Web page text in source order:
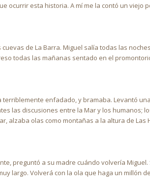
ocurrir esta historia. A mí me la contó un viejo
de La Barra. Miguel salía todas las
todas las mañanas sentado en el
enfadado, y bramaba. Levantó
las discusiones entre la Mar y los humanos;
alzaba olas como montañas a la altura de
preguntó a su madre cuándo volvería
largo. Volverá con la ola que haga un millón